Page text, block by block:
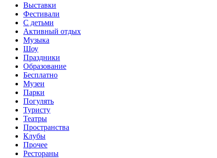
Выставки
Фестивали
С детьми
Активный отдых
Музыка
Шоу
Праздники
Образование
Бесплатно
Музеи
Парки
Погулять
Туристу
Театры
Пространства
Клубы
Прочее
Рестораны